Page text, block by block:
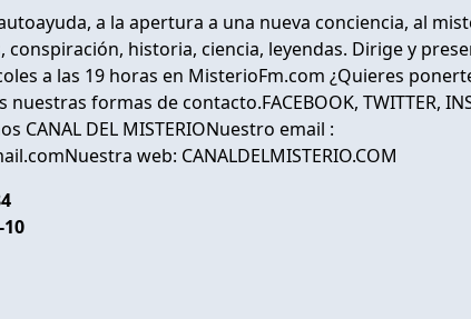
a la apertura a una nueva conciencia, al
historia, ciencia, leyendas. Dirige y
a las 19 horas en MisterioFm.com ¿Quieres
formas de contacto.FACEBOOK, TWITTER,
CANAL DEL MISTERIONuestro email :
web: CANALDELMISTERIO.COM
10